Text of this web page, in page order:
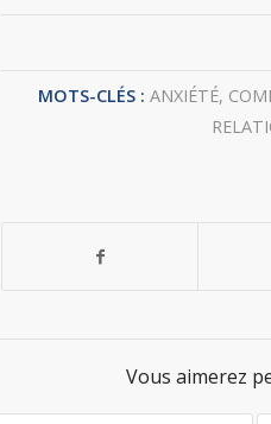
MOTS-CLÉS : ANXIÉTÉ,
Vous aimerez